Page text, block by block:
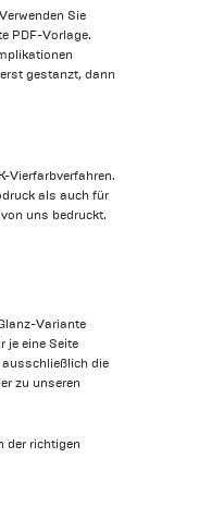
Sie
PDF-Vorlage.
gestanzt, dann
Vierfarbverfahren.
als auch für
uns bedruckt.
Variante
je eine Seite
ausschließlich die
zu unseren
der richtigen